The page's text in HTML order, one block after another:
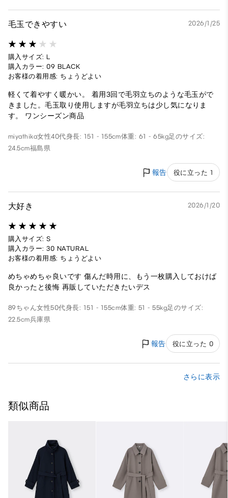
毛玉できやすい 2026/1/25
購入サイズ: L
購入カラー: 09 BLACK
お客様の着用感: ちょうどよい
軽くて着やすく暖かい。 着用3回で毛羽立ちのような毛玉がで
きました。毛玉取り使用しますが毛羽立ちは少し気になりま
す。 ワンシーズン商品
miyathika女性40代身長: 151 - 155cm体重: 61 - 65kg足のサイズ:
24.5cm福島県
報告 役に立った 1
大好き 2026/1/20
購入サイズ: S
購入カラー: 30 NATURAL
お客様の着用感: ちょうどよい
めちゃめちゃ良いです 傷んだ時用に、もう一枚購入しておけば
良かったと後悔 再販していただきたいデス
89ちゃん女性50代身長: 151 - 155cm体重: 51 - 55kg足のサイズ:
22.5cm兵庫県
報告 役に立った 0
さらに表示
類似商品